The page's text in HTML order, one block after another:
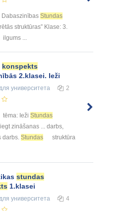
Dabaszinības Stundas
struktūras” Klase: 3.
ilgums ...
konspekts
2.klasei. Ieži
университета 2
tēma: Ieži Stundas
zināšanas ... darbs,
darbs. Stundas
struktūra
stundas
1.klasei
университета 4